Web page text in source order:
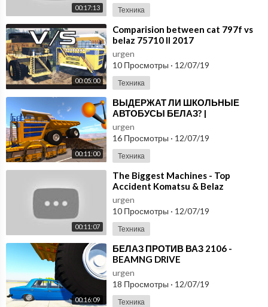
00:17:13 Техника
00:05:00
⁣Comparision between cat 797f vs
belaz 75710 II 2017
urgen
10 Просмотры · 12/07/19
Техника
00:11:00
⁣ВЫДЕРЖАТ ЛИ ШКОЛЬНЫЕ
АВТОБУСЫ БЕЛАЗ? |
BeamNG.drive
urgen
16 Просмотры · 12/07/19
Техника
00:11:07
⁣The Biggest Machines - Top
Accident Komatsu & Belaz
urgen
10 Просмотры · 12/07/19
Техника
00:16:09
⁣БЕЛАЗ ПРОТИВ ВАЗ 2106 -
BEAMNG DRIVE
urgen
18 Просмотры · 12/07/19
Техника